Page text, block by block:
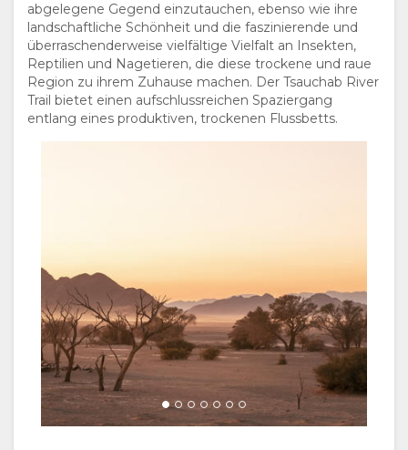
abgelegene Gegend einzutauchen, ebenso wie ihre
landschaftliche Schönheit und die faszinierende und
überraschenderweise vielfältige Vielfalt an Insekten,
Reptilien und Nagetieren, die diese trockene und raue
Region zu ihrem Zuhause machen. Der Tsauchab River
Trail bietet einen aufschlussreichen Spaziergang
entlang eines produktiven, trockenen Flussbetts.